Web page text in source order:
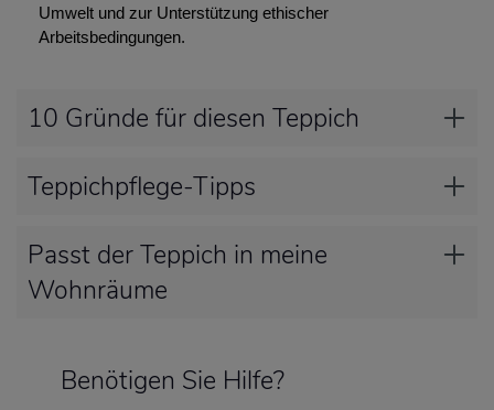
Umwelt und zur Unterstützung ethischer
Arbeitsbedingungen.
10 Gründe für diesen Teppich
Teppichpflege-Tipps
Passt der Teppich in meine
Wohnräume
Benötigen Sie Hilfe?